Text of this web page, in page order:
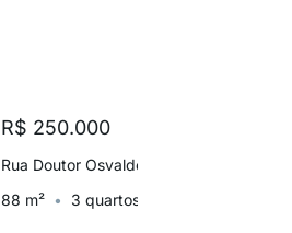
R$ 250.000
88 m²
3 quartos